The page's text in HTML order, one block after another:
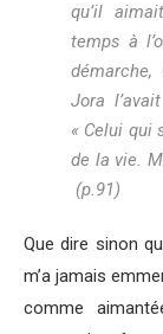
qu’il
temps à
Jora
« Celui qui
de la vie.
(p.91)
Que dire sinon
m’a jamais
comme